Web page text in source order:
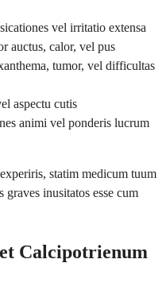
vel irritatio extensa
auctus, calor, vel pus
tumor, vel difficultas
aspectu cutis
animi vel ponderis lucrum
statim medicum tuum
inusitatos esse cum
Calcipotrienum